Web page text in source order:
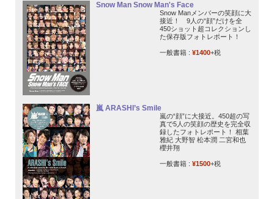
Snow Man Snow Man's Face
Snow Manメンバーの笑顔に大
接近！ 9人の“顔”だけを全
450ショット超コレクションし
た保存版フォトレポート！
一般書籍 : ¥1400+税
嵐 ARASHI’s Smile
嵐の“顔”に大接近。450超の写
真で5人の笑顔の歴史を完全収
録したフォトレポート！ 相葉
雅紀 大野智 松本潤 二宮和也
櫻井翔
一般書籍 : ¥1500+税